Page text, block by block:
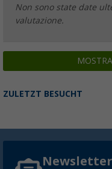
Non sono state date
valutazione.
ZULETZT BESUCHT